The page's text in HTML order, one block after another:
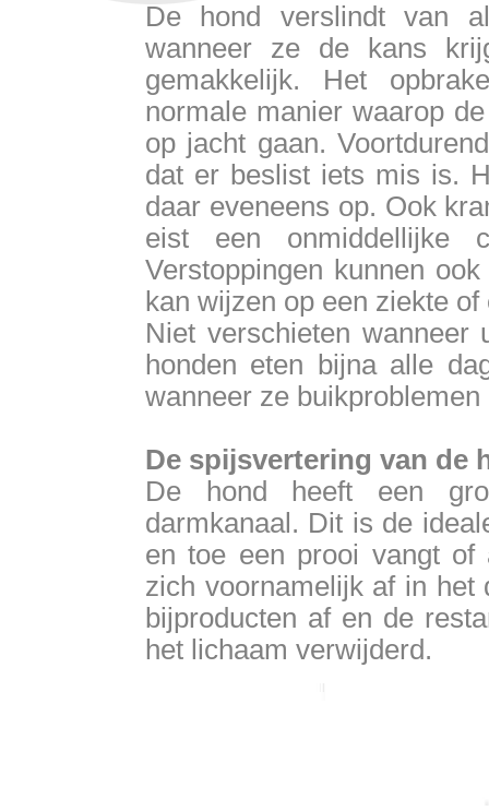
De hond verslindt van
wanneer ze de kans
gemakkelijk. Het
normale manier waarop
op jacht gaan.
dat er beslist iets mis is.
daar eveneens op. Ook
eist een onmiddellijke
Verstoppingen kunnen
kan wijzen op een ziekte
Niet verschieten wanneer
honden eten bijna alle
wanneer ze
De spijsvertering van de
De hond heeft een
darmkanaal. Dit is de
en toe een prooi vangt of
zich voornamelijk af in het
bijproducten af en de
het lichaam verwijderd.